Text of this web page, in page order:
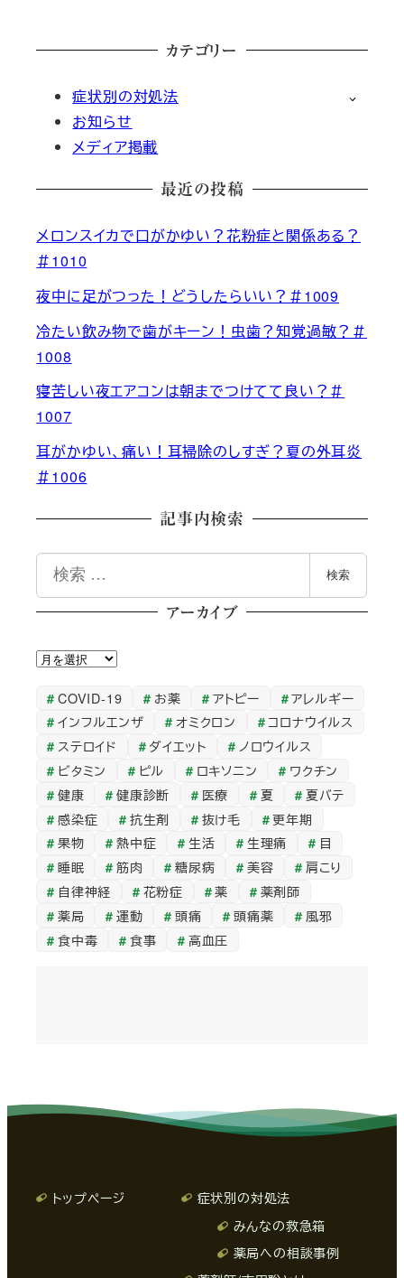
カテゴリー
症状別の対処法
お知らせ
メディア掲載
最近の投稿
メロンスイカで口がかゆい？花粉症と関係ある？
＃1010
夜中に足がつった！どうしたらいい？＃1009
冷たい飲み物で歯がキーン！虫歯？知覚過敏？＃
1008
寝苦しい夜エアコンは朝までつけてて良い？＃
1007
耳がかゆい、痛い！耳掃除のしすぎ？夏の外耳炎
＃1006
記事内検索
索
検索
アーカイブ
ア
カ
イ
ブ
COVID-19 お薬 アトピー
アレルギー
インフルエンザ
オミクロン
コロナウイルス
ステロイド
ダイエット
ノロウイルス
ビタミン
ピル ロキソニン
ワクチン
健康
健康診断 医療 夏
夏バテ
感染症
抗生剤 抜け毛
更年期
果物
熱中症 生活 生理痛
目
睡眠
筋肉 糖尿病 美容
肩こり
自律神経
花粉症 薬
薬剤師
薬局
運動 頭痛 頭痛薬
風邪
食中毒
食事 高血圧
トップページ
症状別の対処法
みんなの救急箱
薬局への相談事例